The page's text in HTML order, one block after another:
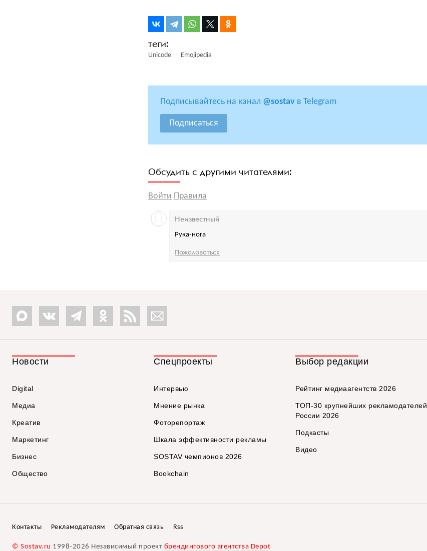
Unicode Emojipedia
Подписывайтесь на канал @sostav в Telegram
Подписаться
Обсудить с другими читателями:
Войти Правила
Рука-нога
Неизвестный
Пожаловаться
Новости
Digital
Медиа
Креатив
Маркетинг
Бизнес
Общество
Спецпроекты
Интервью
Мнение рынка
Фоторепортаж
Шкала эффективности рекламы
SOSTAV чемпионов 2026
Bookchain
Выбор редакции
Рейтинг медиаагентств 2026
ТОП-30 крупнейших рекламодателей
России 2026
Подкасты
Видео
Контакты Рекламодателям Обратная связь Rss
© Sostav.ru 1998-2026 Независимый проект брендингового агентства Depot